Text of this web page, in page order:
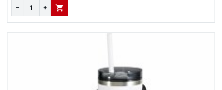
− + В КОРЗИНУ